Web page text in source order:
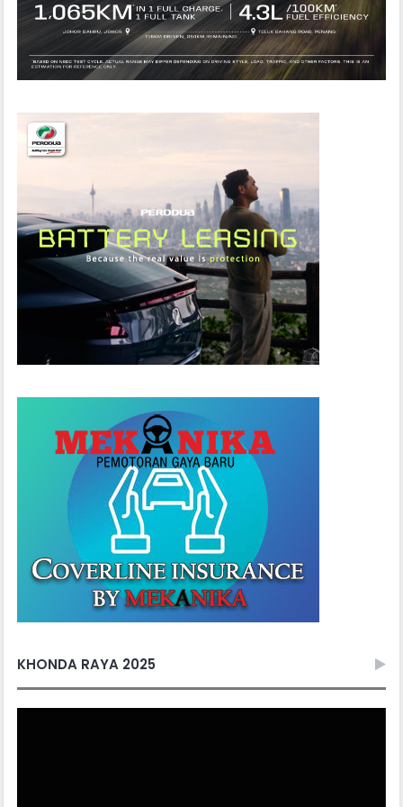
KHONDA RAYA 2025